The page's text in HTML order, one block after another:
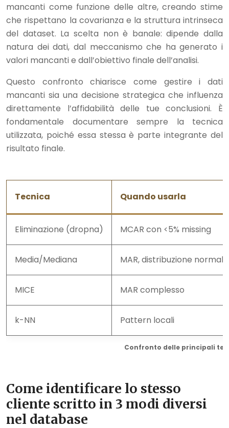
mancanti come funzione delle altre, creando stime
che rispettano la covarianza e la struttura intrinseca
del dataset. La scelta non è banale: dipende dalla
natura dei dati, dal meccanismo che ha generato i
valori mancanti e dall’obiettivo finale dell’analisi.
Questo confronto chiarisce come gestire i dati
mancanti sia una decisione strategica che influenza
direttamente l’affidabilità delle tue conclusioni. È
fondamentale documentare sempre la tecnica
utilizzata, poiché essa stessa è parte integrante del
risultato finale.
Confronto delle principali
Tecnica Quando usarla
Eliminazione (dropna) MCAR con <5% missing
Media/Mediana MAR, distribuzione normale
MICE MAR complesso
k-NN Pattern locali
Come identificare lo stesso
cliente scritto in 3 modi diversi
nel database